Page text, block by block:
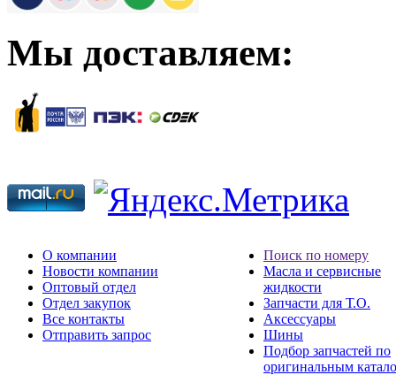
Мы доставляем:
О компании
Новости компании
Оптовый отдел
Отдел закупок
Все контакты
Отправить запрос
Поиск по номеру
Масла и сервисные
жидкости
Запчасти для Т.О.
Аксессуары
Шины
Подбор запчастей по
оригинальным